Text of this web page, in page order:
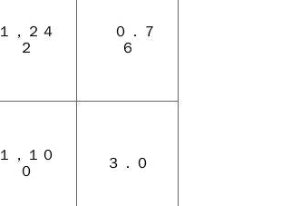
１，２４
２
０．７
６
１，１０
０ ３．０